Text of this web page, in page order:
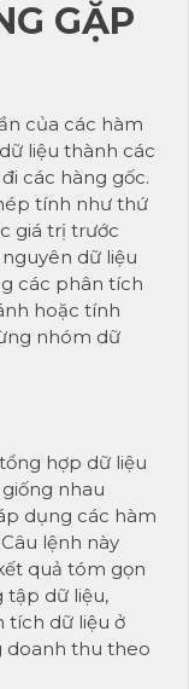
GẶP
của các hàm
liệu thành các
các hàng gốc.
tính như thứ
giá trị trước
dữ liệu
các phân tích
hoặc tính
nhóm dữ
hợp dữ liệu
nhau
dụng các hàm
lệnh này
quả tóm gọn
tập dữ liệu,
tích dữ liệu ở
doanh thu theo